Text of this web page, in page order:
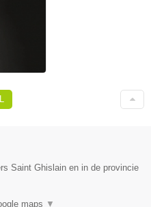
Saint Ghislain en in de provincie
maps ▼